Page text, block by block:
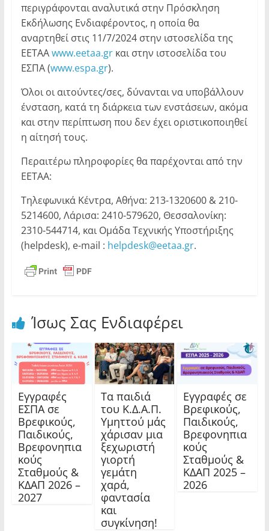
περιγράφονται αναλυτικά στην Πρόσκληση
Εκδήλωσης Ενδιαφέροντος, η οποία θα
αναρτηθεί στις 11/7/2024 στην ιστοσελίδα της
ΕΕΤΑΑwww.eetaa.grκαι στην ιστοσελίδα του
ΕΣΠΑ (www.espa.gr).
Όλοι οι αιτούντες/σες, δύνανται να υποβάλλουν
ένσταση, κατά τη διάρκεια των ενστάσεων, ακόμα
και στην περίπτωση που δεν έχει οριστικοποιηθεί
η αίτησή τους.
Περαιτέρω πληροφορίες θα παρέχονται από την
ΕΕΤΑΑ:
Τηλεφωνικά Κέντρα, Αθήνα: 213-1320600 & 210-
5214600, Λάρισα: 2410-579620, Θεσσαλονίκη:
2310-544714, και Ομάδα Τεχνικής Υποστήριξης
(helpdesk), e-mail : helpdesk@eetaa.gr.
Ίσως Σας Ενδιαφέρει
Εγγραφές
ΕΣΠΑ σε
Βρεφικούς,
Παιδικούς,
Βρεφονηπια
κούς
Σταθμούς &
ΚΔΑΠ 2026 –
2027
Τα παιδιά
του Κ.Δ.Α.Π.
Υμηττού μάς
χάρισαν μια
ξεχωριστή
γιορτή
γεμάτη
χαρά,
φαντασία
και
συγκίνηση!
Εγγραφές σε
Βρεφικούς,
Παιδικούς,
Βρεφονηπια
κούς
Σταθμούς &
ΚΔΑΠ 2025 –
2026